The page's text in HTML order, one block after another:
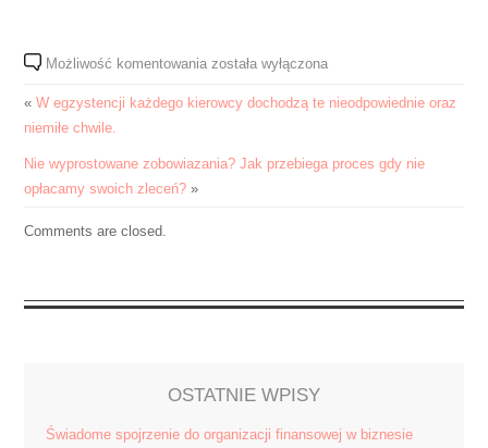
Możliwość komentowaniaKażdy
mający
cztery
fantazjuje
gablota
motocykl
została wyłączona
«W egzystencji każdego kierowcy dochodzą te nieodpowiednie oraz
niemiłe chwile.
Nie wyprostowane zobowiazania? Jak przebiega proces gdy nie
opłacamy swoich zleceń? »
Comments are closed.
OSTATNIE WPISY
Świadome spojrzenie do organizacji finansowej w biznesie